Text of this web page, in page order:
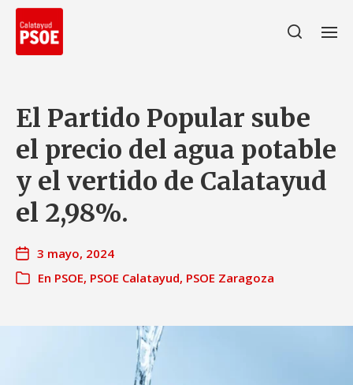
El Partido Popular sube
el precio del agua potable
y el vertido de Calatayud
el 2,98%.
3 mayo, 2024
En PSOE, PSOE Calatayud, PSOE Zaragoza